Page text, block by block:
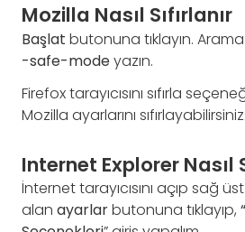
Mozilla Nasıl Sıfırlanır
Başlat butonuna tıklayın. Arama
-safe-modeyazın.
Firefox tarayıcısını sıfırla
Mozilla ayarlarını sıfırlayabilirsiniz.
Internet Explorer Nasıl
İnternet tarayıcısını açıp sağ
alan ayarlarbutonuna tıklayıp,